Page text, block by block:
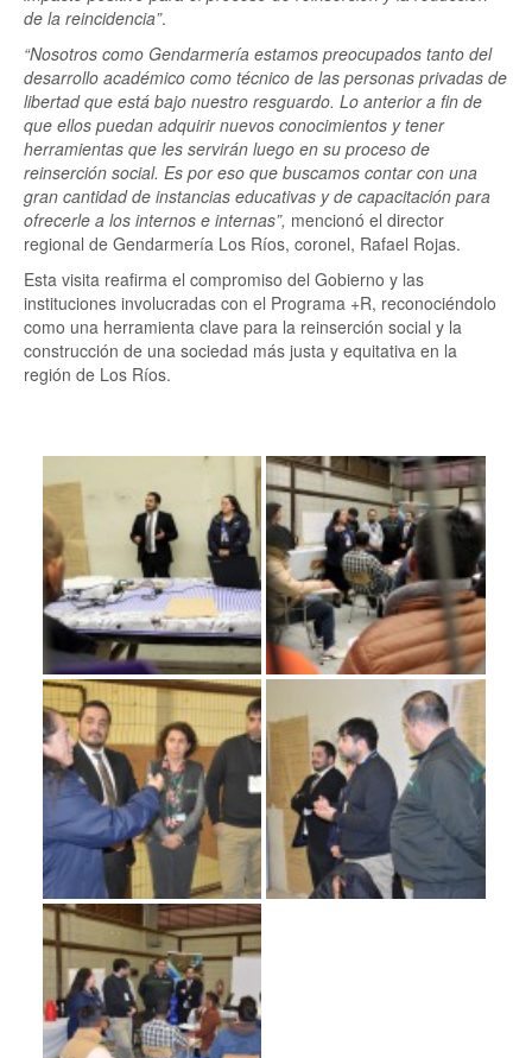
de la reincidencia”.
“Nosotros como Gendarmería estamos preocupados tanto del
desarrollo académico como técnico de las personas privadas de
libertad que está bajo nuestro resguardo. Lo anterior a fin de
que ellos puedan adquirir nuevos conocimientos y tener
herramientas que les servirán luego en su proceso de
reinserción social. Es por eso que buscamos contar con una
gran cantidad de instancias educativas y de capacitación para
ofrecerle a los internos e internas”, mencionó el director
regional de Gendarmería Los Ríos, coronel, Rafael Rojas.
Esta visita reafirma el compromiso del Gobierno y las
instituciones involucradas con el Programa +R, reconociéndolo
como una herramienta clave para la reinserción social y la
construcción de una sociedad más justa y equitativa en la
región de Los Ríos.